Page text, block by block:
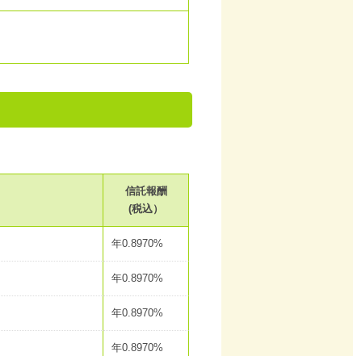
信託報酬
(税込）
年0.8970%
年0.8970%
年0.8970%
年0.8970%